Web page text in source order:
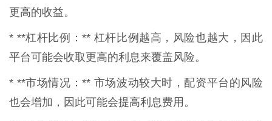
更高的收益。
* **杠杆比例：** 杠杆比例越高，风险也越大，因此
平台可能会收取更高的利息来覆盖风险。
* **市场情况：** 市场波动较大时，配资平台的风险
也会增加，因此可能会提高利息费用。